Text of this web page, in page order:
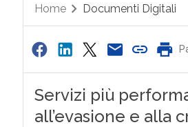
Home Documenti Digitali
Servizi più
all’evasione e alla